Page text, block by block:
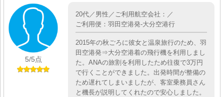
5/5点
20代／男性／ご利用航空会社：／
ご利用便：羽田空港発-大分空港行
2015年の秋ごろに彼女と温泉旅行のため、羽
田空港発⇒大分空港着の飛行機を利用しまし
た。ANAの旅割を利用したため往復で3万円
で行くことができました。出発時間が整備の
ため遅れてしまいましたが、客室乗務員さん
と機長が説明してくれたので安心しました。